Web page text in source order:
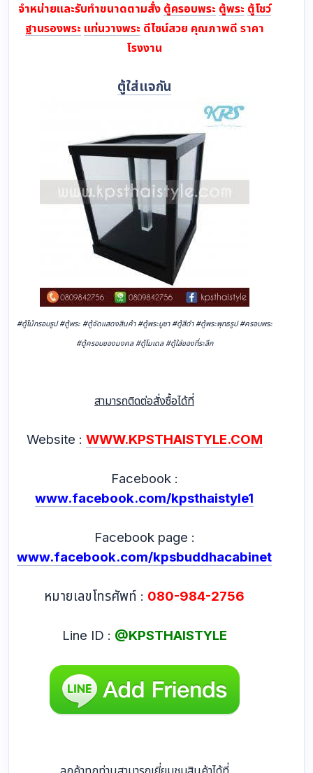
จำหน่ายและรับทำขนาดตามสั่ง ตู้ครอบพระ ตู้พระ ตู้โชว์
ฐานรองพระ แท่นวางพระ ดีไซน์สวย คุณภาพดี ราคา
โรงงาน
ตู้ใส่แจกัน
#ตู้ไม้กรอบรูป #ตู้พระ #ตู้จัดแสดงสินค้า #ตู้พระบูชา #ตู้สีดำ #ตู้พระพุทธรูป #ครอบพระ
#ตู้ครอบของมงคล #ตู้โมเดล #ตู้ใส่ของที่ระลึก
สามารถติดต่อสั่งซื้อได้ที่
Website : WWW.KPSTHAISTYLE.COM
Facebook :
www.facebook.com/kpsthaistyle1
Facebook page :
www.facebook.com/kpsbuddhacabinet
หมายเลขโทรศัพท์ : 080-984-2756
Line ID : @KPSTHAISTYLE
ลูกค้าทุกท่านสามารถเยี่ยมชมสินค้าได้ที่